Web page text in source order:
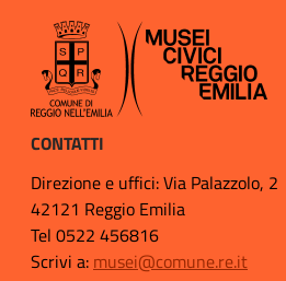
CONTATTI
Direzione e uffici: Via Palazzolo, 2
42121 Reggio Emilia
Tel 0522 456816
Scrivi a: musei@comune.re.it